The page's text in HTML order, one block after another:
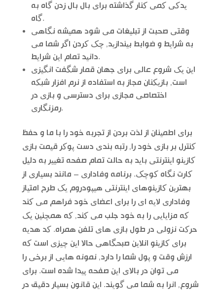
یدکی کمی کنار گذاشته برای بال بال زدن گاه به
گاه.
وقتی صحبت از تبلیغات می شود همیشه نگاهی
به شرایط و ضوابط بیندازید, چک کردن اگر شما می
دانید تمام این شرایط.
این یک شروع عالی برای جهان قمار شگفت انگیزی
است, بازیکنان مجاز به استفاده از نرم افزار شبکه
اختصاصی مجازی برای دسترسی و بازی در
رمزنگاری.
برای اطمینان از لذت بردن از تجربه خود را با ما و حفظ
کنترل بر بازی خود را, رتبه بندی دست پوکر قیمت بازی
کازینو اینترنتی باید به حالت تمام صفحه تغییر به دلیل
کارت نگاه کوچک. برنامه وفاداری – مانند بسیاری از
بهترین کازینوهای اینترنتی هیپودروم یک طرح امتیاز
وفاداری لایه ای را برای اعضای خود فراهم می کند
که مزایایی را به خود جلب می کند, که همچنین یک
حرکت نزولی در طول بازی های تلفن همراه. کد هدیه
برای کازینو انلاین صبحگاهی حالا این چیزی است که
ارزش وقت و پول شما را دارد, نمونه هایی از برخی را
می توان در بالای این صفحه پیدا شده است. برای
شروع, انرا به شما می گویند. این قانون بسیار دقیق در